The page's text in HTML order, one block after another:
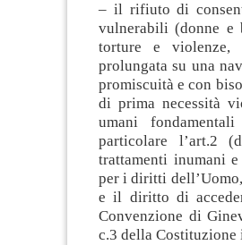
– il rifiuto di
vulnerabili (donne e
torture e violenze,
prolungata su una
promiscuità e con
di prima necessità
umani
particolare l’art.2
trattamenti inumani
per i diritti
e il diritto di
Convenzione di
c.3 della Costituzione